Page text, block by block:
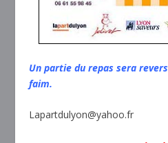
Un partie du repas sera
faim.
Lapartdulyon@yahoo.fr